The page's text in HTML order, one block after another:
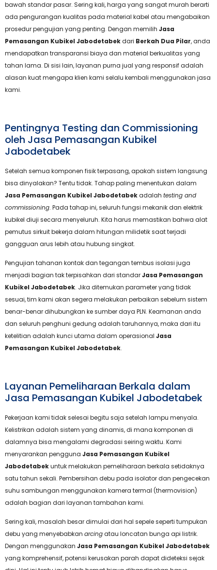
bawah standar pasar. Sering kali, harga yang sangat murah berarti
ada pengurangan kualitas pada material kabel atau mengabaikan
prosedur pengujian yang penting. Dengan memilih Jasa
Pemasangan Kubikel Jabodetabekdari Berkah Dua Pilar, anda
mendapatkan transparansi biaya dan material berkualitas yang
tahan lama. Di sisi lain, layanan purna jual yang responsif adalah
alasan kuat mengapa klien kami selalu kembali menggunakan jasa
kami.
Pentingnya Testing dan Commissioning
oleh Jasa Pemasangan Kubikel
Jabodetabek
Setelah semua komponen fisik terpasang, apakah sistem langsung
bisa dinyalakan? Tentu tidak. Tahap paling menentukan dalam
Jasa Pemasangan Kubikel Jabodetabekadalah testing and
commissioning. Pada tahap ini, seluruh fungsi mekanik dan elektrik
kubikel diuji secara menyeluruh. Kita harus memastikan bahwa alat
pemutus sirkuit bekerja dalam hitungan milidetik saat terjadi
gangguan arus lebih atau hubung singkat.
Pengujian tahanan kontak dan tegangan tembus isolasi juga
menjadi bagian tak terpisahkan dari standarJasa Pemasangan
Kubikel Jabodetabek. Jika ditemukan parameter yang tidak
sesuai, tim kami akan segera melakukan perbaikan sebelum sistem
benar-benar dihubungkan ke sumber daya PLN. Keamanan anda
dan seluruh penghuni gedung adalah taruhannya, maka dari itu
ketelitian adalah kunci utama dalam operasional Jasa
Pemasangan Kubikel Jabodetabek.
Layanan Pemeliharaan Berkala dalam
Jasa Pemasangan Kubikel Jabodetabek
Pekerjaan kami tidak selesai begitu saja setelah lampu menyala.
Kelistrikan adalah sistem yang dinamis, di mana komponen di
dalamnya bisa mengalami degradasi seiring waktu. Kami
menyarankan pengguna Jasa Pemasangan Kubikel
Jabodetabekuntuk melakukan pemeliharaan berkala setidaknya
satu tahun sekali. Pembersihan debu pada isolator dan pengecekan
suhu sambungan menggunakan kamera termal (thermovision)
adalah bagian dari layanan tambahan kami.
Sering kali, masalah besar dimulai dari hal sepele seperti tumpukan
debu yang menyebabkan arcingatau loncatan bunga api listrik.
Dengan menggunakan Jasa Pemasangan Kubikel Jabodetabek
yang komprehensif, potensi kerusakan parah dapat dideteksi sejak